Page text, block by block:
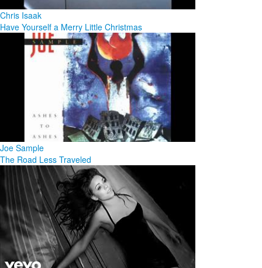
Chris Isaak
Have Yourself a Merry Little Christmas
Joe Sample
The Road Less Traveled